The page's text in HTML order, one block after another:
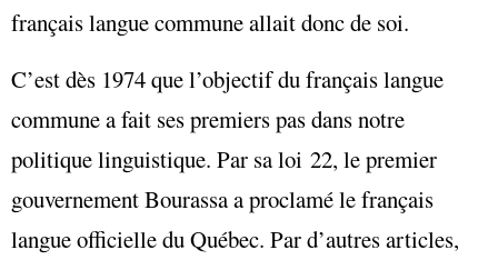
français langue commune allait donc de soi.
C’est dès 1974 que l’objectif du français langue
commune a fait ses premiers pas dans notre
politique linguistique. Par sa loi 22, le premier
gouvernement Bourassa a proclamé le français
langue officielle du Québec. Par d’autres articles,